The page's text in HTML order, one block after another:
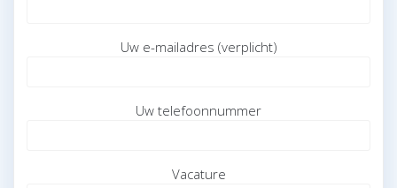
Uw e-mailadres (verplicht)
Uw telefoonnummer
Vacature